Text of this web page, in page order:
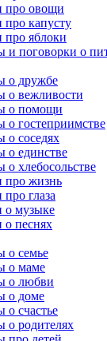
про овощи
про капусту
про яблоки
и поговорки о
о дружбе
о вежливости
о помощи
о гостеприимстве
о соседях
о единстве
о хлебосольстве
про жизнь
глаза
о музыке
о песнях
о семье
о маме
о любви
о доме
о счастье
о родителях